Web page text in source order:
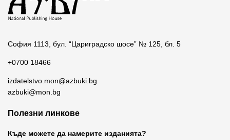
София 1113, бул. “Цариградско шосе” № 125, бл. 5
+0700 18466
izdatelstvo.mon@azbuki.bg
azbuki@mon.bg
Полезни линкове
Къде можете да намерите изданията?